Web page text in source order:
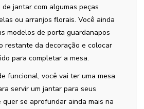
jantar com algumas peças
ou arranjos florais. Você ainda
modelos de porta guardanapos
restante da decoração e colocar
para completar a mesa.
funcional, você vai ter uma mesa
servir um jantar para seus
quer se aprofundar ainda mais na